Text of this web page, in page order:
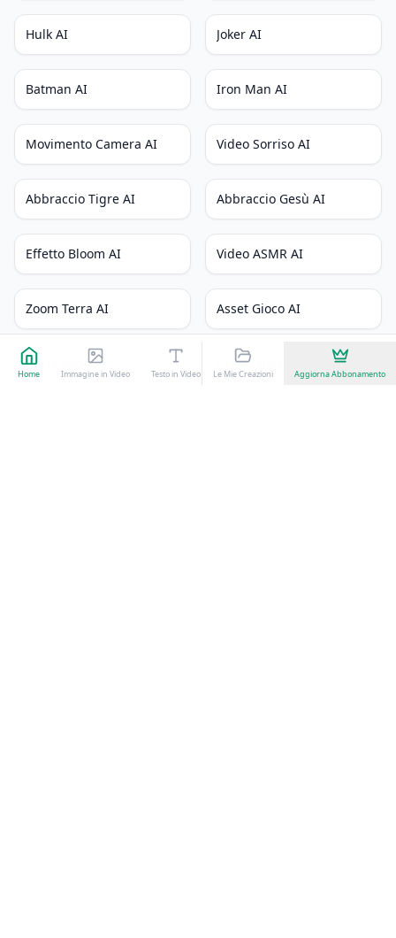
Home Immagine in Video Testo in Video Seedance Kling 3.0 Effetti Video AI
Le Mie Creazioni Aggiorna Abbonamento
Hulk AI Joker AI
Batman AI Iron Man AI
Movimento Camera AI Video Sorriso AI
Abbraccio Tigre AI Abbraccio Gesù AI
Effetto Bloom AI Video ASMR AI
Zoom Terra AI Asset Gioco AI
Bacio Bebè AI Gravidanza AI